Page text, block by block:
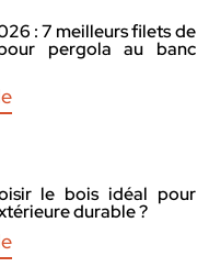
: 7 meilleurs filets de
pergola au banc
le bois idéal pour
durable ?